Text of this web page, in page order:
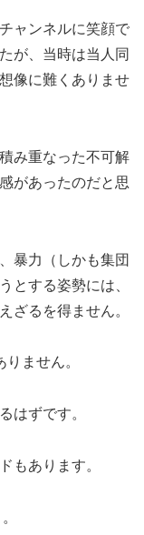
ャンネルに笑顔で
が、当時は当人同
像に難くありませ
み重なった不可解
があったのだと思
暴力（しかも集団
とする姿勢には、
ざるを得ません。
ません。
はずです。
もあります。